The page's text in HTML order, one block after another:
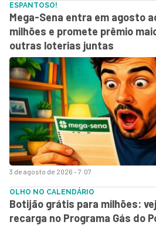
3 de agosto de 2026 - 7:07
ESPANTOSO!
Mega-Sena entra em agosto
milhões e promete prêmio
outras loterias juntas
OLHO NO CALENDÁRIO
Botijão grátis para milhões:
recarga no Programa Gás do